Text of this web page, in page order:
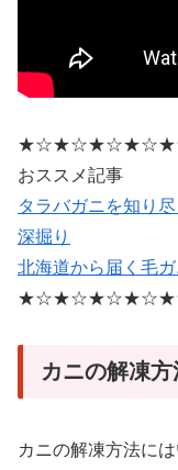
おススメ記事
タラバガニを知り
深掘り
北海道から届く毛
カニの解凍
カニの解凍方法に